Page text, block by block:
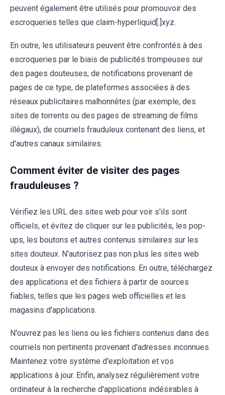
peuvent également être utilisés pour promouvoir des
escroqueries telles que claim-hyperliquid[.]xyz.
En outre, les utilisateurs peuvent être confrontés à des
escroqueries par le biais de publicités trompeuses sur
des pages douteuses, de notifications provenant de
pages de ce type, de plateformes associées à des
réseaux publicitaires malhonnêtes (par exemple, des
sites de torrents ou des pages de streaming de films
illégaux), de courriels frauduleux contenant des liens, et
d'autres canaux similaires.
Comment éviter de visiter des pages
frauduleuses ?
Vérifiez les URL des sites web pour voir s'ils sont
officiels, et évitez de cliquer sur les publicités, les pop-
ups, les boutons et autres contenus similaires sur les
sites douteux. N'autorisez pas non plus les sites web
douteux à envoyer des notifications. En outre, téléchargez
des applications et des fichiers à partir de sources
fiables, telles que les pages web officielles et les
magasins d'applications.
N'ouvrez pas les liens ou les fichiers contenus dans des
courriels non pertinents provenant d'adresses inconnues.
Maintenez votre système d'exploitation et vos
applications à jour. Enfin, analysez régulièrement votre
ordinateur à la recherche d'applications indésirables à